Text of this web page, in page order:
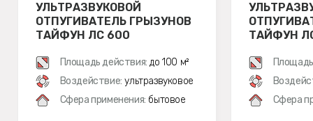
УЛЬТРАЗВУКОВОЙ
ОТПУГИВАТЕЛЬ ГРЫЗУНОВ
ТАЙФУН ЛС 600
Площадь действия: до 100 м²
Воздействие: ультразвуковое
Сфера применения: бытовое
ТАЙФУН
Сфера